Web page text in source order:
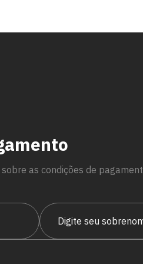
as condições de